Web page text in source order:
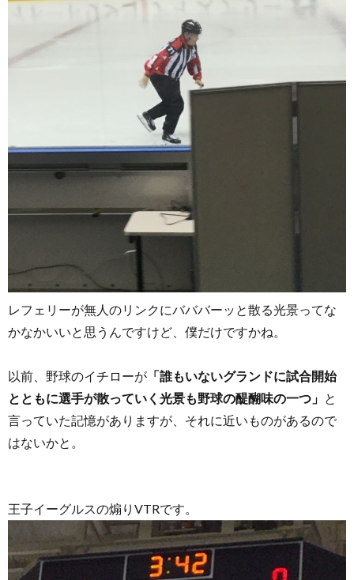
レフェリーが無人のリンクにバババーッと散る光景ってな
かなかいいと思うんですけど、僕だけですかね。
以前、野球のイチローが 「誰もいないグランドに試合開始
とともに選手が散っていく光景も野球の醍醐味の一つ」 と
言っていた記憶がありますが、それに近いものがあるので
はないかと。
王子イーグルスの煽りVTRです。